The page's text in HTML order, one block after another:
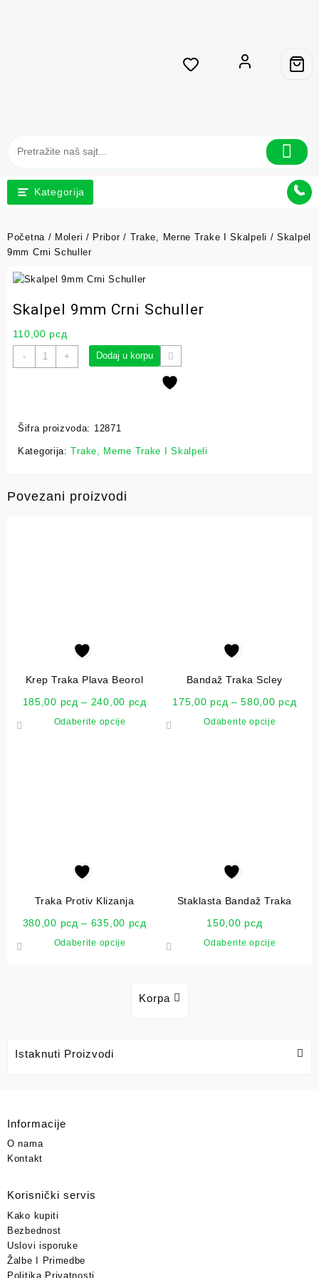
Kategorija
Korpa
Početna / Moleri / Pribor/ Trake, Merne Trake I Skalpeli / Skalpel
9mm Crni Schuller
Skalpel 9mm Crni Schuller
110,00 рсд
- + Dodaj u korpu
Šifra proizvoda: 12871
Kategorija:Trake, Merne Trake I Skalpeli
Povezani proizvodi
Krep Traka Plava Beorol
185,00 рсд – 240,00 рсд
Odaberite opcije
Bandaž Traka Scley
175,00 рсд – 580,00 рсд
Odaberite opcije
Traka Protiv Klizanja
380,00 рсд – 635,00 рсд
Odaberite opcije
Staklasta Bandaž Traka
150,00 рсд
Odaberite opcije
Istaknuti Proizvodi
Informacije
O nama
Kontakt
Korisnički servis
Kako kupiti
Bezbednost
Uslovi isporuke
Žalbe I Primedbe
Politika Privatnosti